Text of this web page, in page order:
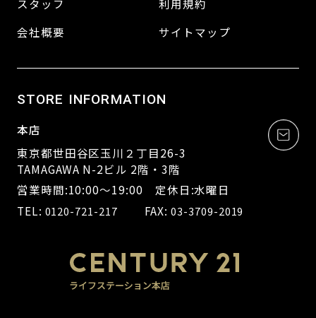
スタッフ
会社概要
利用規約
サイトマップ
STORE INFORMATION
本店
東京都世田谷区玉川２丁目26-3
TAMAGAWA N-2ビル 2階・3階
営業時間:10:00～19:00 定休日:水曜日
TEL: 0120-721-217 FAX:03-3709-2019